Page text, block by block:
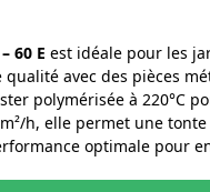
60 E est idéale pour les
qualité avec des pièces
polymérisée à 220°C
h, elle permet une
optimale pour